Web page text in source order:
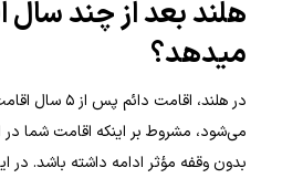
هلند بعد از چند سال
میدهد؟
در هلند، اقامت
می‌شود، مشروط بر اینکه اقامت شما